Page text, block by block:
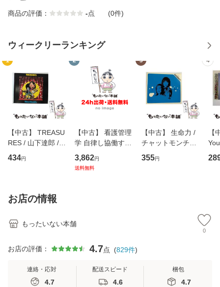
商品の評価： -点 (0件)
ウィークリーランキング
1
【中古】 TREASU
RES / 山下達郎 /
イーストウエス
ト・ジャパン [CD]
434円
2
【中古】 看護管理
学 自律し協働する
専門職の看護マネ
ジメントスキル 改
3,862円
送料無料
3
【中古】 生命力 /
チャットモンチー /
キューンレコード
[CD]【メール便送
355円
4
【
のが
お店の情報
もったいない本舗
0
お店の評価： 4.7点 (829件)
連絡・応対
4.7
配送スピード
4.6
梱包
4.7